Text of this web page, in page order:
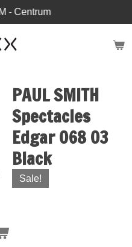
- Centrum
PAUL SMITH
Spectacles
Edgar 068 03
Black
Sale!